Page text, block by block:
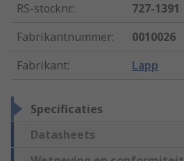
RS-stocknr.:
727-1391
Fabrikantnummer:
0010026
Fabrikant: Lapp
Specificaties
Datasheets